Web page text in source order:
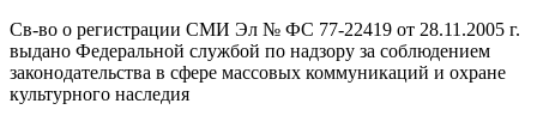
Св-во о регистрации СМИ Эл № ФС 77-22419 от 28.11.2005 г.
выдано Федеральной службой по надзору за соблюдением
законодательства в сфере массовых коммуникаций и охране
культурного наследия